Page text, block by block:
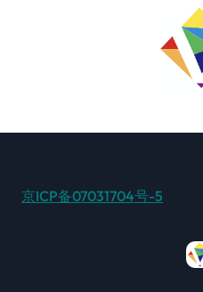
京ICP备07031704号-5